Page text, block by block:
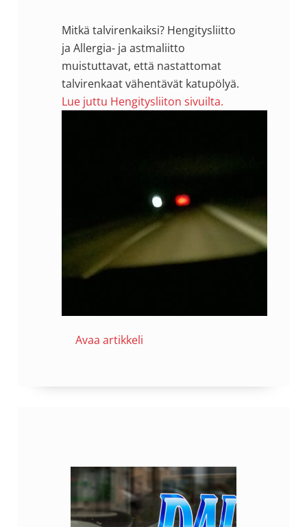
Mitkä talvirenkaiksi? Hengitysliitto
ja Allergia- ja astmaliitto
muistuttavat, että nastattomat
talvirenkaat vähentävät katupölyä.
Lue juttu Hengitysliiton sivuilta.
Avaa artikkeli